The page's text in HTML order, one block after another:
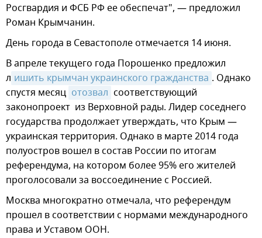
Росгвардия и ФСБ РФ ее обеспечат", — предложил
Роман Крымчанин.
День города в Севастополе отмечается 14 июня.
В апреле текущего года Порошенко предложил
л ишить крымчан украинского гражданства . Однако
спустя месяц отозвал соответствующий
законопроект из Верховной рады. Лидер соседнего
государства продолжает утверждать, что Крым —
украинская территория. Однако в марте 2014 года
полуостров вошел в состав России по итогам
референдума, на котором более 95% его жителей
проголосовали за воссоединение с Россией.
Москва многократно отмечала, что референдум
прошел в соответствии с нормами международного
права и Уставом ООН.